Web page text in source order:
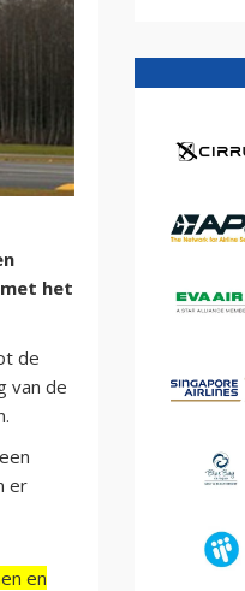
het
de
van de
er
en